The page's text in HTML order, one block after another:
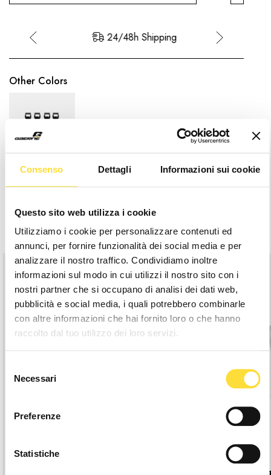
Consenso Dettagli Informazioni sui cookie
Questo sito web utilizza i cookie
Utilizziamo i cookie per personalizzare contenuti ed
annunci, per fornire funzionalità dei social media e per
analizzare il nostro traffico. Condividiamo inoltre
informazioni sul modo in cui utilizzi il nostro sito con i
nostri partner che si occupano di analisi dei dati web,
pubblicità e social media, i quali potrebbero combinarle
con altre informazioni che hai fornito loro o che hanno
raccolto dal tuo utilizzo dei loro servizi.
delNecessari
Preferenze
Statistiche
24/48h Shipping
Other Colors
Description
Related Products